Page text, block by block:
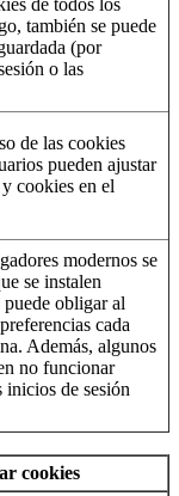
también se puede
(por
o las
de las cookies
pueden ajustar
cookies en el
modernos se
se instalen
obligar al
cada
Además, algunos
no funcionar
inicios de sesión
cookies